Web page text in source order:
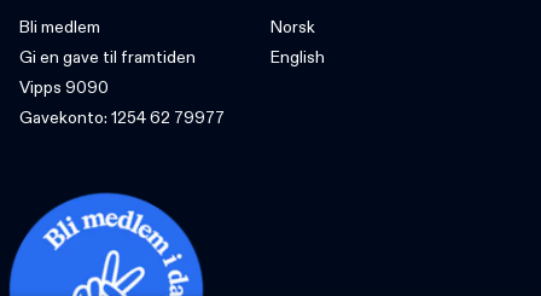
Bli medlem
Gi en gave til framtiden
Vipps 9090
Gavekonto: 1254 62 79977
Norsk
English